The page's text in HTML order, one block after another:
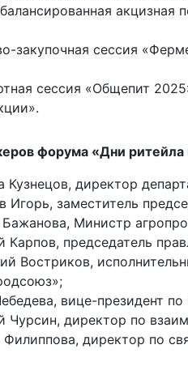
акцизная
закупочная сессия
сессия «Общепит
форума «Дни
Кузнецов, директор
Игорь, заместитель
Министр
Карпов, председатель
Востриков,
вице-президент
Чурсин, директор по
директор по